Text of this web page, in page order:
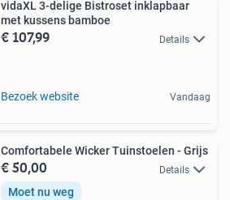
vidaXL 3-delige Bistroset inklapbaar
met kussens bamboe
€ 107,99 Details
Bezoek website Vandaag
Comfortabele Wicker Tuinstoelen - Grijs
€ 50,00 Details
Moet nu weg